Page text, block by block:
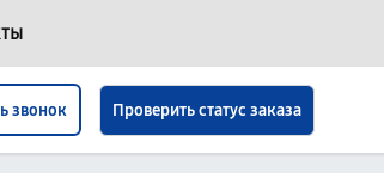
звонок Проверить статус заказа